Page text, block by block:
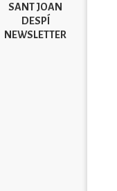
SANT JOAN
DESPÍ
NEWSLETTER